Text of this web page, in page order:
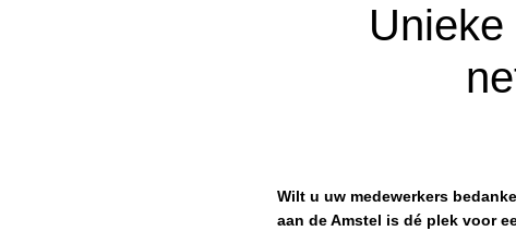
Wilt u uw medewerkers
aan de Amstel is dé plek voor